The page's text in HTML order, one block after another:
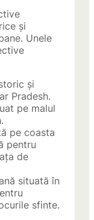
și
Unele
și
Pradesh.
pe malul
pe coasta
pentru
de
situată în
sfinte.